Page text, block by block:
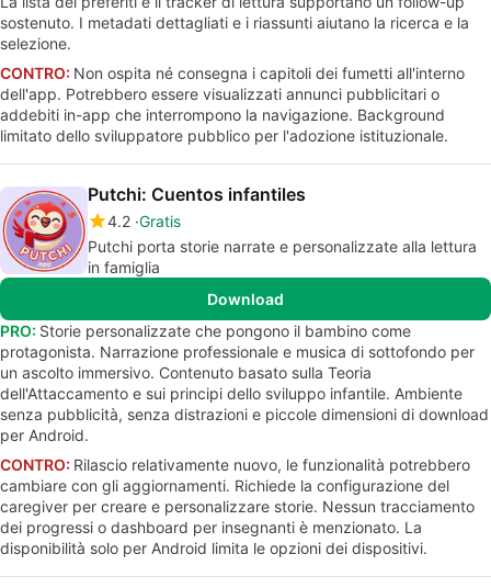
sostenuto. I metadati dettagliati e i riassunti aiutano la ricerca e la
selezione.
CONTRO: Non ospita né consegna i capitoli dei fumetti all'interno
dell'app. Potrebbero essere visualizzati annunci pubblicitari o
addebiti in-app che interrompono la navigazione. Background
limitato dello sviluppatore pubblico per l'adozione istituzionale.
Putchi: Cuentos infantiles
4.2 Gratis
Putchi porta storie narrate e personalizzate alla lettura
in famiglia
Download
PRO: Storie personalizzate che pongono il bambino come
protagonista. Narrazione professionale e musica di sottofondo per
un ascolto immersivo. Contenuto basato sulla Teoria
dell'Attaccamento e sui principi dello sviluppo infantile. Ambiente
senza pubblicità, senza distrazioni e piccole dimensioni di download
per Android.
CONTRO: Rilascio relativamente nuovo, le funzionalità potrebbero
cambiare con gli aggiornamenti. Richiede la configurazione del
caregiver per creare e personalizzare storie. Nessun tracciamento
dei progressi o dashboard per insegnanti è menzionato. La
disponibilità solo per Android limita le opzioni dei dispositivi.